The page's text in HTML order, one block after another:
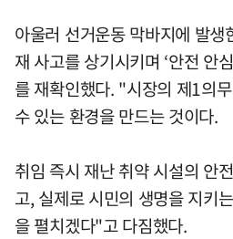
아울러 선거운동 막바지에 발
재 사고를 상기시키며 ‘안전 안
를 재확인했다. "시장의 제1의
수 있는 환경을 만드는 것이다.
취임 즉시 재난 취약 시설의 안
고, 실제로 시민의 생명을 지키
을 펼치겠다"고 다짐했다.